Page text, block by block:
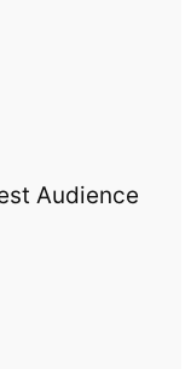
Audience